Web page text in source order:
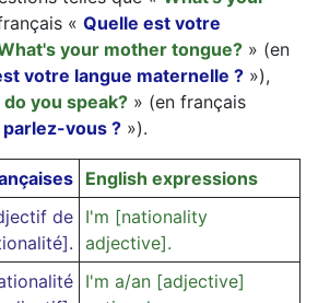
« Quelle est votre
your mother tongue? » (en
votre langue maternelle ? »),
you speak? » (en français
vous ? »).
English expressions
de I'm [nationality
adjective].
I'm a/an [adjective]